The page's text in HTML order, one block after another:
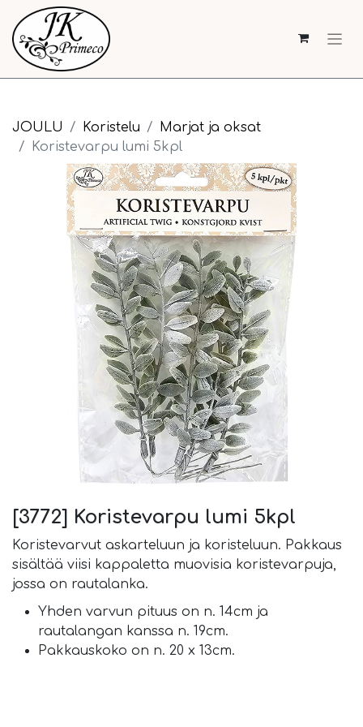
JOULU Koristelu
Marjat ja oksat
Koristevarpu lumi 5kpl
[3772] Koristevarpu lumi 5kpl
Koristevarvut askarteluun ja koristeluun. Pakkaus
sisältää viisi kappaletta muovisia koristevarpuja,
jossa on rautalanka.
Yhden varvun pituus on n. 14cm ja
rautalangan kanssa n. 19cm.
Pakkauskoko on n. 20 x 13cm.